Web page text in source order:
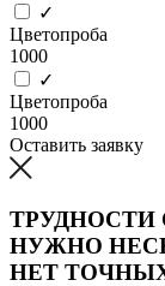
✓
Цветопроба
1000
✓
Цветопроба
1000
Оставить заявку
ТРУДНОСТИ
НУЖНО
НЕТ